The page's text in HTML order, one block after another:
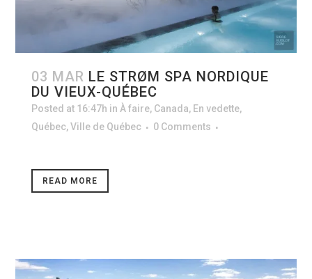
03 MAR LE STRØM SPA NORDIQUE
DU VIEUX-QUÉBEC
Posted at 16:47h in À faire, Canada, En vedette,
Québec,Ville de Québec 0 Comments
READ MORE